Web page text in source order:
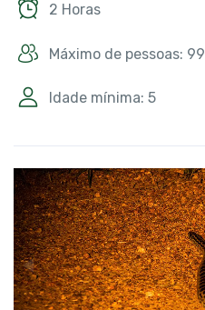
2 Horas
Máximo de pessoas: 99
Idade mínima: 5